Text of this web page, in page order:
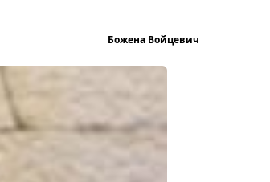
Божена Войцевич